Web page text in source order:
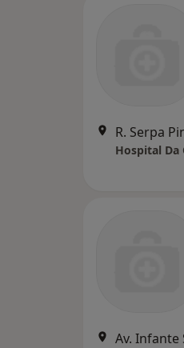
R. Serpa
Hospital Da
Av. Infante